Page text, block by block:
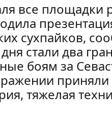
все площадки
сухпайков,
стали два
боям за
приняли
тяжелая